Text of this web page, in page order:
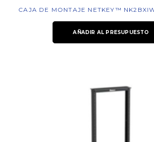
CAJA DE MONTAJE NETKEY™
AÑADIR AL PRESUPUESTO